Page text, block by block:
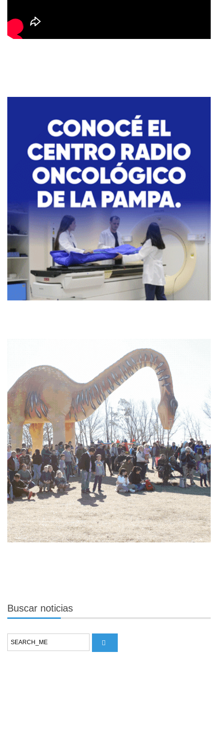
Buscar noticias